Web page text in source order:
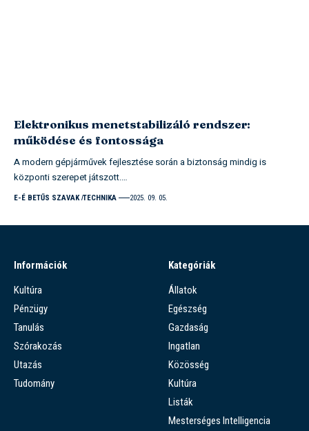
Elektronikus menetstabilizáló rendszer:
működése és fontossága
A modern gépjárművek fejlesztése során a biztonság mindig is
központi szerepet játszott.…
E-É BETŰS SZAVAK TECHNIKA 2025. 09. 05.
Információk
Kultúra
Pénzügy
Tanulás
Szórakozás
Utazás
Tudomány
Kategóriák
Állatok
Egészség
Gazdaság
Ingatlan
Közösség
Kultúra
Listák
Mesterséges Intelligencia